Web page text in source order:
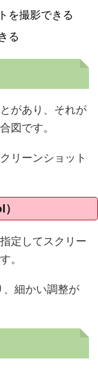
を撮影できる
る
があり、それが
図です。
リーンショット
定してスクリー
。
細かい調整が